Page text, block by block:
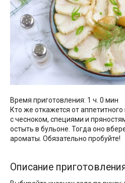
Время приготовления: 1 ч. 0 мин
Кто же откажется от аппетитного
с чесноком, специями и
остыть в бульоне. Тогда оно
ароматы. Обязательно пробуйте!
Описание